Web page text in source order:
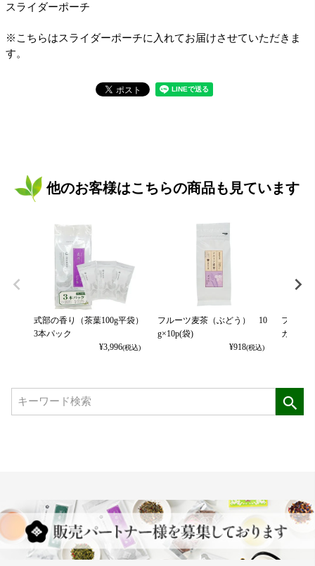
スライダーポーチ
※こちらはスライダーポーチに入れてお届けさせていただきま
す。
他のお客様はこちらの商品も見ています
式部の香り（茶葉100g平袋）
3本パック
¥3,996(税込)
フルーツ麦茶（ぶどう） 10
g×10p(袋)
¥918(税込)
フルー
カット